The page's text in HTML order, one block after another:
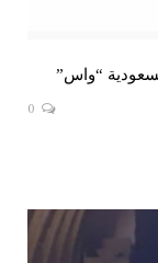
“واس”